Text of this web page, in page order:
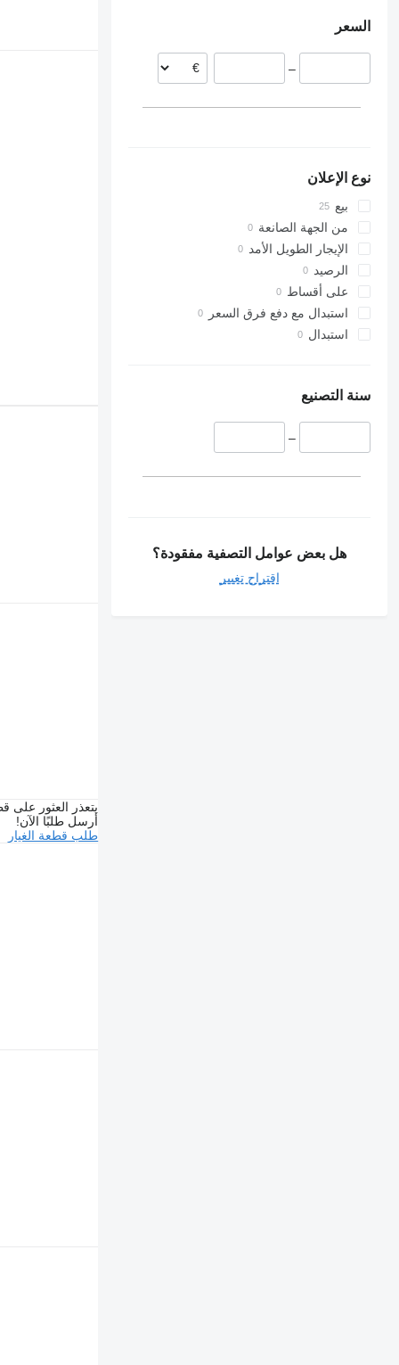
التشيك
ألمانيا
السعر
–
نوع الإعلان
بيع
من الجهة الصانعة
الإيجار الطويل الأمد
الرصيد
على أقساط
استبدال مع دفع فرق السعر
استبدال
سنة التصنيع
–
هل بعض عوامل التصفية مفقودة؟
اقتراح تغيير
يتعذر العثور على
أرسل طلبًا الآن!
طلب قطعة الغيار